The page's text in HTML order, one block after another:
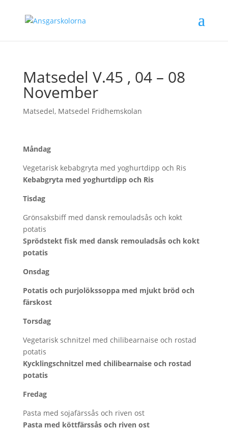
Matsedel V.45 , 04 – 08
November
Matsedel, Matsedel Fridhemskolan
Måndag
Vegetarisk kebabgryta med yoghurtdipp och Ris
Kebabgryta med yoghurtdipp och Ris
Tisdag
Grönsaksbiff med dansk remouladsås och kokt
potatis
Sprödstekt fisk med dansk remouladsås och kokt
potatis
Onsdag
Potatis och purjolökssoppa med mjukt bröd och
färskost
Torsdag
Vegetarisk schnitzel med chilibearnaise och rostad
potatis
Kycklingschnitzel med chilibearnaise och rostad
potatis
Fredag
Pasta med sojafärssås och riven ost
Pasta med köttfärssås och riven ost